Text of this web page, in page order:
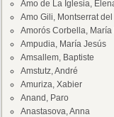
Amo de La Iglesia,
Amo Gili, Montserrat del
Amorós Corbella,
Ampudia, María Jesús
Amsallem, Baptiste
Amstutz, André
Amuriza, Xabier
Anand, Paro
Anastasova, Anna